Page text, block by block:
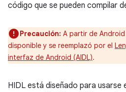
código que se pueden compilar
Precaución: A partir de
disponible y se reemplazó por el
interfaz de Android (AIDL).
HIDL está diseñado para usarse